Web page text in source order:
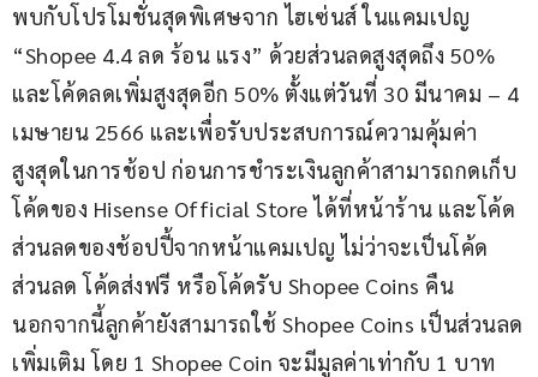
พบกับโปรโมชั่นสุดพิเศษจาก ไฮเซ่นส์ ในแคมเปญ
“Shopee 4.4 ลด ร้อน แรง” ด้วยส่วนลดสูงสุดถึง 50%
และโค้ดลดเพิ่มสูงสุดอีก 50% ตั้งแต่วันที่ 30 มีนาคม – 4
เมษายน 2566 และเพื่อรับประสบการณ์ความคุ้มค่า
สูงสุดในการช้อป ก่อนการชำระเงินลูกค้าสามารถกดเก็บ
โค้ดของ Hisense Official Store ได้ที่หน้าร้าน และโค้ด
ส่วนลดของช้อปปี้จากหน้าแคมเปญ ไม่ว่าจะเป็นโค้ด
ส่วนลด โค้ดส่งฟรี หรือโค้ดรับ Shopee Coins คืน
นอกจากนี้ลูกค้ายังสามารถใช้ Shopee Coins เป็นส่วนลด
เพิ่มเติม โดย 1 Shopee Coin จะมีมูลค่าเท่ากับ 1 บาท